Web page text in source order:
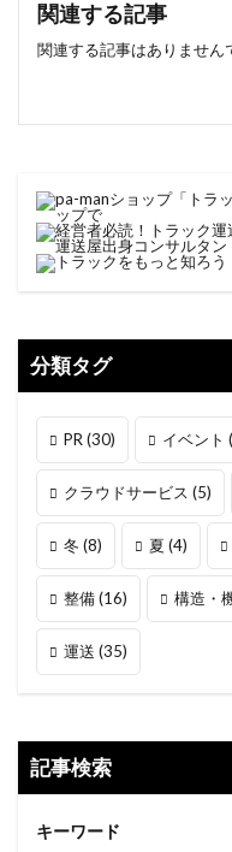
関連する記事
関連する記事はありません
分類タグ
PR(30) イベント
クラウドサービス (5)
冬 (8) 夏 (4)
整備(16) 構造・
運送 (35)
記事検索
キーワード